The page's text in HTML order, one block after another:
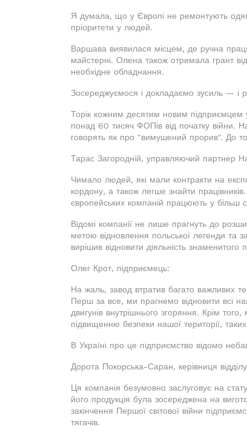
Я думала, що у Європі не ремонтують
пріоритети у людей.
Варшава виявилася місцем, де ручна
майстерні. Олена також отримала грант
необхідне обладнання.
Зосереджуємося і докладаємо зусиль — і
Торік кожним десятим новим підприємцем
понад 60 тисяч ФОПів від початку війни.
говорять як про "вимушений прорив". До
Тарас Загородній, управляючий партнер
Чимало людей, які мали контракти на
кордону, а також легше знайти
європейських компаній працюють у більш
Відомі компанії не лише прагнуть до
метою відновлення польської легенди та
вирішив відновити діяльність знаменитого
Олег Крот, підприємець:
На жаль, завод втратив багато важливих
Перш за все, ми прагнемо відновити всі
двигунів внутрішнього згоряння. Крім
підвищенню безпеки нашої території,
В Україні про це підприємство відомо
Дорота Покорська-Саран, керівниця
Ця компанія безумовно заслуговує на
його продукція була зосереджена на
закінчення Першої світової війни
тягачів.